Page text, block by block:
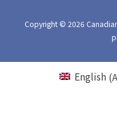
Copyright © 2026
English(